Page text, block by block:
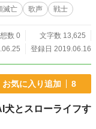
苦心しながらもオメガは
を用意した。 そして―
の支配者に捕らわれよう
む。 世界の趨勢は、そし
り＞━━━
んとお話をさせていた
た〟作品です。 私自身が
く、文字通り〝もたらさ
たように一心不乱に書き
滅亡 歌声 戦士
数 0
文字数 13,625
登録日 2019.06.16
お気に入り追加 8
犬とスローライフす